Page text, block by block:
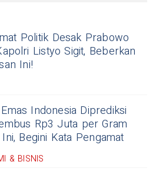
Politik Desak Prabowo
Listyo Sigit, Beberkan
Ini!
Indonesia Diprediksi
Rp3 Juta per Gram
Begini Kata Pengamat
& BISNIS